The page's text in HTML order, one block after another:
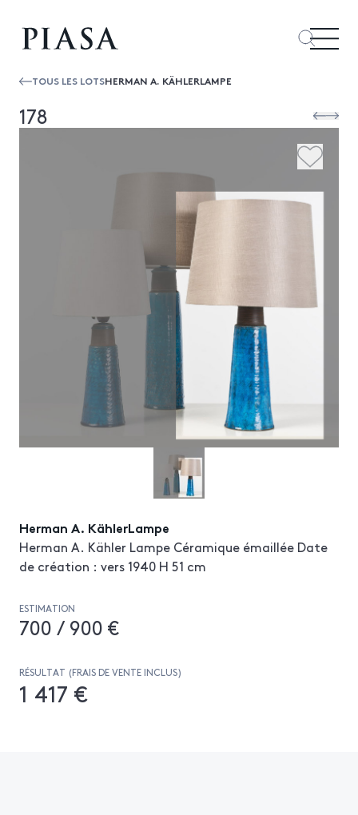
TOUS LES LOTSHERMAN A. KÄHLERLAMPE
178
Herman A. KählerLampe
Herman A. Kähler Lampe Céramique émaillée Date
de création : vers 1940 H 51 cm
ESTIMATION
700 / 900 €
RÉSULTAT (FRAIS DE VENTE INCLUS)
1 417 €